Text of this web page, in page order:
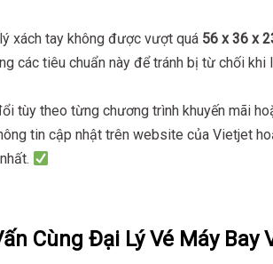
xách tay không được vượt quá 56 x 36 x
các tiêu chuẩn này để tránh bị từ chối khi
tùy theo từng chương trình khuyến mãi
tin cập nhật trên website của Vietjet
Cùng Đại Lý Vé Máy Bay